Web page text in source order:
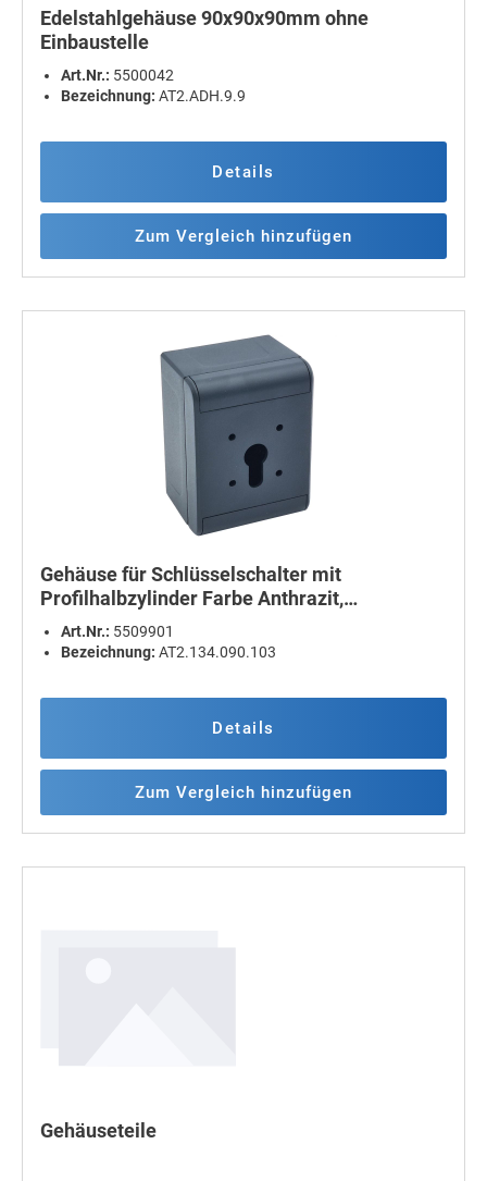
Edelstahlgehäuse 90x90x90mm ohne
Einbaustelle
Art.Nr.: 5500042
Bezeichnung: AT2.ADH.9.9
Details
Zum Vergleich hinzufügen
Gehäuse für Schlüsselschalter mit
Profilhalbzylinder Farbe Anthrazit,
90x120x70, 605g, IP66, passend gebohrt für
Kraus & Naimer Schlüsselschalter mit
Schaltebene
Art.Nr.: 5509901
Bezeichnung: AT2.134.090.103
Details
Zum Vergleich hinzufügen
Gehäuseteile